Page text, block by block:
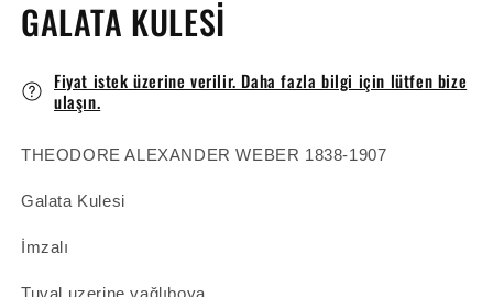
GALATA KULESİ
Fiyat istek üzerine verilir. Daha fazla bilgi için lütfen bize
ulaşın.
THEODORE ALEXANDER WEBER 1838-1907
Galata Kulesi
İmzalı